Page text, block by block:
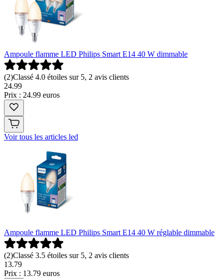
Ampoule flamme LED Philips Smart E14 40 W dimmable
(2)Classé 4.0 étoiles sur 5, 2 avis clients
24.99
Prix : 24.99 euros
Voir tous les articles led
Ampoule flamme LED Philips Smart E14 40 W réglable dimmable
(2)Classé 3.5 étoiles sur 5, 2 avis clients
13.79
Prix : 13.79 euros